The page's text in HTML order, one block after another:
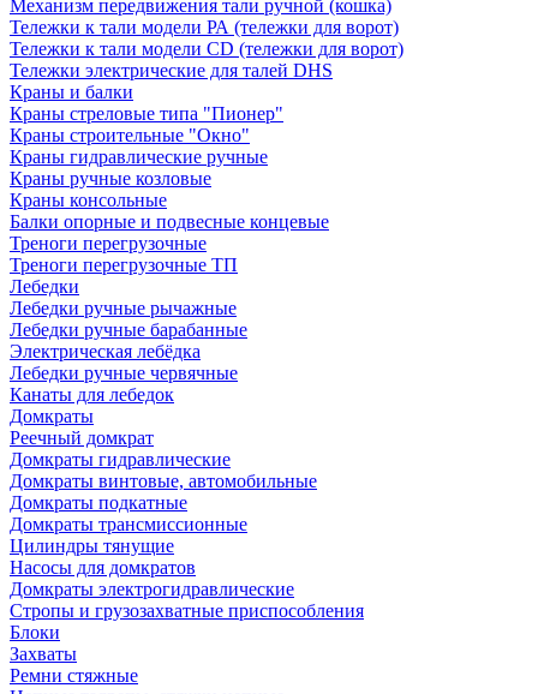
Механизм передвижения тали ручной (кошка)
Тележки к тали модели РА (тележки для ворот)
Тележки к тали модели CD (тележки для ворот)
Тележки электрические для талей DHS
Краны и балки
Краны стреловые типа "Пионер"
Краны строительные "Окно"
Краны гидравлические ручные
Краны ручные козловые
Краны консольные
Балки опорные и подвесные концевые
Треноги перегрузочные
Треноги перегрузочные ТП
Лебедки
Лебедки ручные рычажные
Лебедки ручные барабанные
Электрическая лебёдка
Лебедки ручные червячные
Канаты для лебедок
Домкраты
Реечный домкрат
Домкраты гидравлические
Домкраты винтовые, автомобильные
Домкраты подкатные
Домкраты трансмиссионные
Цилиндры тянущие
Насосы для домкратов
Домкраты электрогидравлические
Стропы и грузозахватные приспособления
Блоки
Захваты
Ремни стяжные